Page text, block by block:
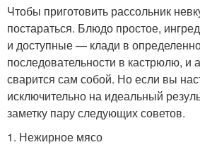
Чтобы приготовить рассольник
постараться. Блюдо простое,
и доступные — клади в
последовательности в кастрюлю, и
сварится сам собой. Но если вы
исключительно на идеальный
заметку пару следующих советов.
1. Нежирное мясо